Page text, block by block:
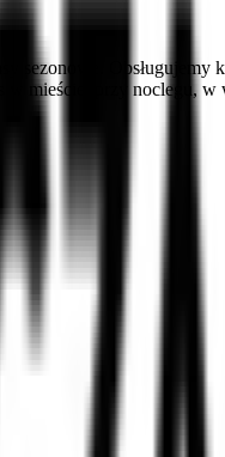
sezonowe. Obsługujemy
mieście, przy noclegu,